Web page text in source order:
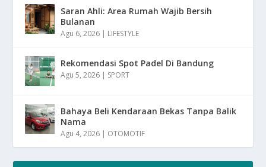
Saran Ahli: Area Rumah Wajib Bersih
Bulanan
Agu 6, 2026 | LIFESTYLE
Rekomendasi Spot Padel Di Bandung
Agu 5, 2026 | SPORT
Bahaya Beli Kendaraan Bekas Tanpa Balik
Nama
Agu 4, 2026 | OTOMOTIF